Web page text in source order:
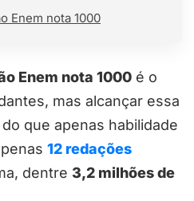
Enem nota 1000
Enem nota 1000 é o
mas alcançar essa
que apenas habilidade
12 redações
dentre 3,2 milhões de